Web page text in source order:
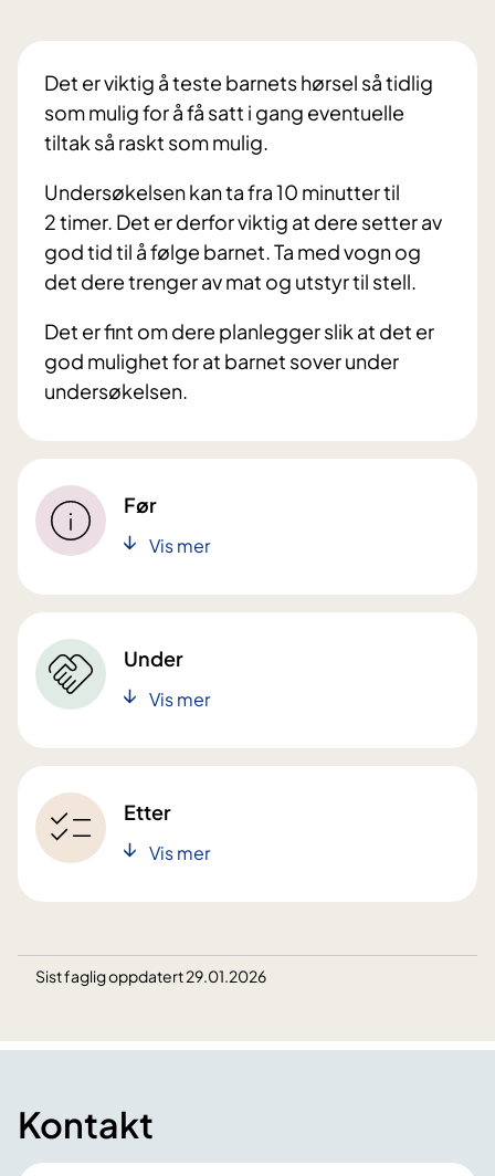
Det er viktig å teste barnets hørsel så tidlig
som mulig for å få satt i gang eventuelle
tiltak så raskt som mulig.
Undersøkelsen kan ta fra 10 minutter til
2 timer. Det er derfor viktig at dere setter av
god tid til å følge barnet. Ta med vogn og
det dere trenger av mat og utstyr til stell.
Det er fint om dere planlegger slik at det er
god mulighet for at barnet sover under
undersøkelsen.
Før
Vis mer
Under
Vis mer
Etter
Vis mer
Sist faglig oppdatert 29.01.2026
Kontakt